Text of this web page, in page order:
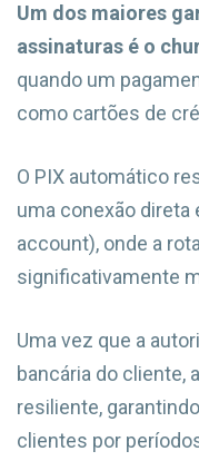
Um dos maiores
assinaturas é o
quando um
como cartões de
O PIX automático
uma conexão
account), onde a
significativamente
Uma vez que a
bancária do cliente,
resiliente,
clientes por